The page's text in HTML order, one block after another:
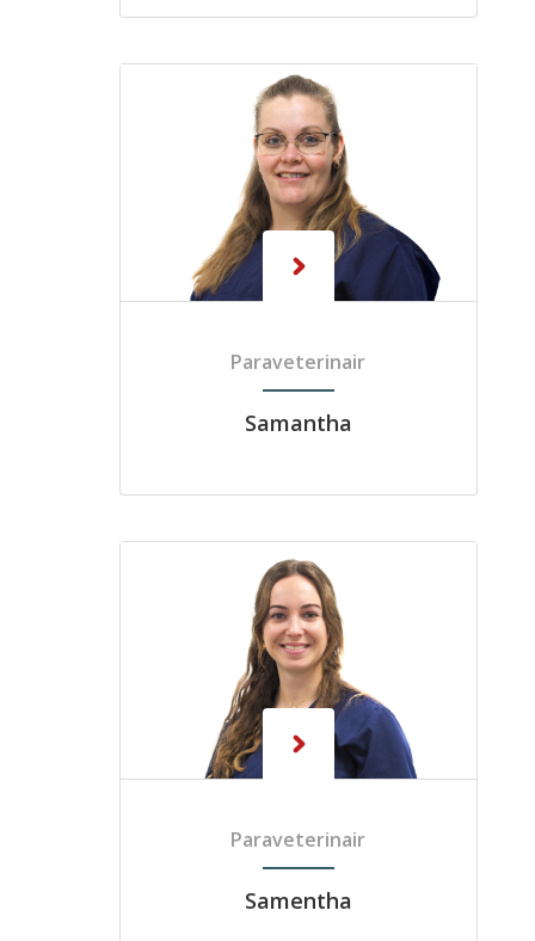
Paraveterinair
Samantha
Paraveterinair
Samentha